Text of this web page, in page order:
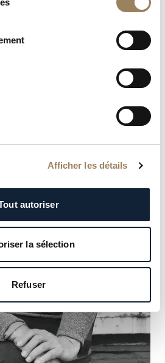
Afficher les détails
autoriser
la sélection
Refuser
recueil d’essais, Wormholes,